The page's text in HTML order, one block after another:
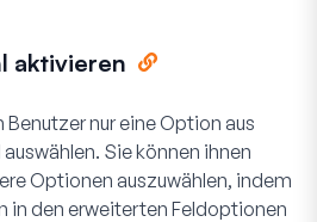
aktivieren
nur eine Option aus
Sie können ihnen
Optionen auszuwählen, indem
in den erweiterten Feldoptionen